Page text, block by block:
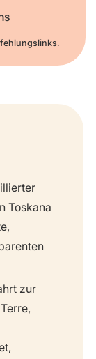
.
Toskana
zur